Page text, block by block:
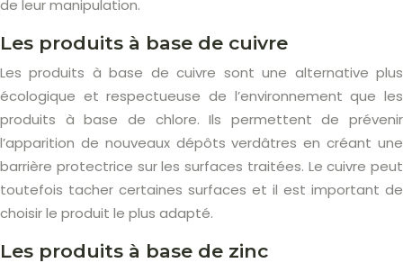
de leur manipulation.
Les produits à base de cuivre
Les produits à base de cuivre sont une alternative plus
écologique et respectueuse de l’environnement que les
produits à base de chlore. Ils permettent de prévenir
l’apparition de nouveaux dépôts verdâtres en créant une
barrière protectrice sur les surfaces traitées. Le cuivre peut
toutefois tacher certaines surfaces et il est important de
choisir le produit le plus adapté.
Les produits à base de zinc